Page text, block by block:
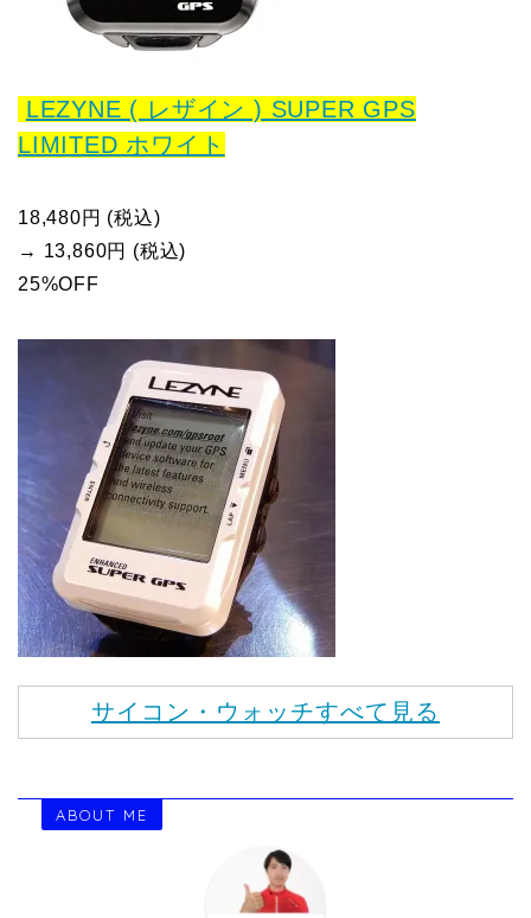
LEZYNE ( レザイン ) SUPER GPS
LIMITED ホワイト
18,480円 (税込)
→ 13,860円 (税込)
25%OFF
サイコン・ウォッチすべて見る
ABOUT ME